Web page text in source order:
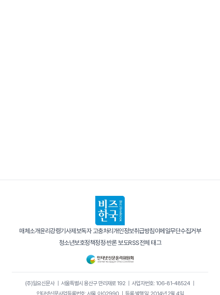
매체소개윤리강령기사제보독자 고충처리 개인정보취급방침이메일무단수집거부
청소년보호정책정정·반론 보도RSS전체 태그
(주)일요신문사｜ 서울특별시 용산구 만리재로 192｜ 사업자번호: 106-81-48524｜
인터넷신문사업등록번호: 서울, 아02990 ｜ 등록·발행일: 2014년 2월 4일